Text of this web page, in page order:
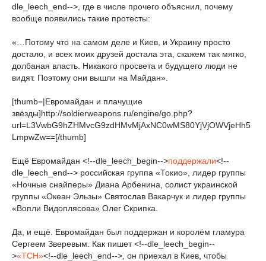
dle_leech_end-->, где в числе прочего объяснил, почему
вообще появились такие протесты:
«…Потому что на самом деле и Киев, и Украину просто
достало, и всех моих друзей достала эта, скажем так мягко,
долбаная власть. Никакого просвета и будущего люди не
видят. Поэтому они вышли на Майдан».
[thumb=|Евромайдан и плачущие
звёзды]http://soldierweapons.ru/engine/go.php?
url=L3VwbG9hZHMvcG9zdHMvMjAxNC0wMS80YjVjOWVjeHh5
LmpwZw==[/thumb]
Ещё Евромайдан <!--dle_leech_begin-->поддержали<!--
dle_leech_end--> российская группа «Токио», лидер группы
«Ночные снайперы» Диана Арбенина, солист украинской
группы «Океан Эльзы» Святослав Вакарчук и лидер группы
«Вопли Видоплясова» Олег Скрипка.
Да, и ещё. Евромайдан был поддержан и королём гламура
Сергеем Зверевым. Как пишет <!--dle_leech_begin--
>«ТСН»<!--dle_leech_end-->, он приехал в Киев, чтобы